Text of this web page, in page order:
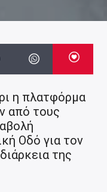
η πλατφόρμα
από τους
Οδό για τον
της